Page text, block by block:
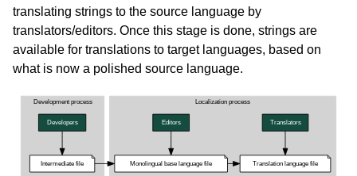
translating strings to the source language by
translators/editors. Once this stage is done, strings are
available for translations to target languages, based on
what is now a polished source language.